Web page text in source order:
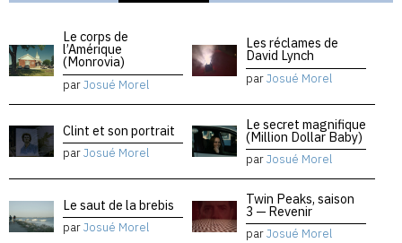
Le corps de
l’Amérique
(Monrovia)
parJosué Morel
Les réclames de
David Lynch
parJosué Morel
Clint et son portrait
parJosué Morel
Le secret magnifique
(Million Dollar Baby)
parJosué Morel
Le saut de la brebis
parJosué Morel
Twin Peaks, saison
3 — Revenir
parJosué Morel